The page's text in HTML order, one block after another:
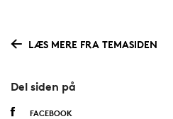
LÆS MERE FRA TEMASIDEN
Del siden på
FACEBOOK